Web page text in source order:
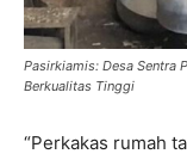
Pasirkiamis: Desa Sentra
Berkualitas Tinggi
“Perkakas rumah